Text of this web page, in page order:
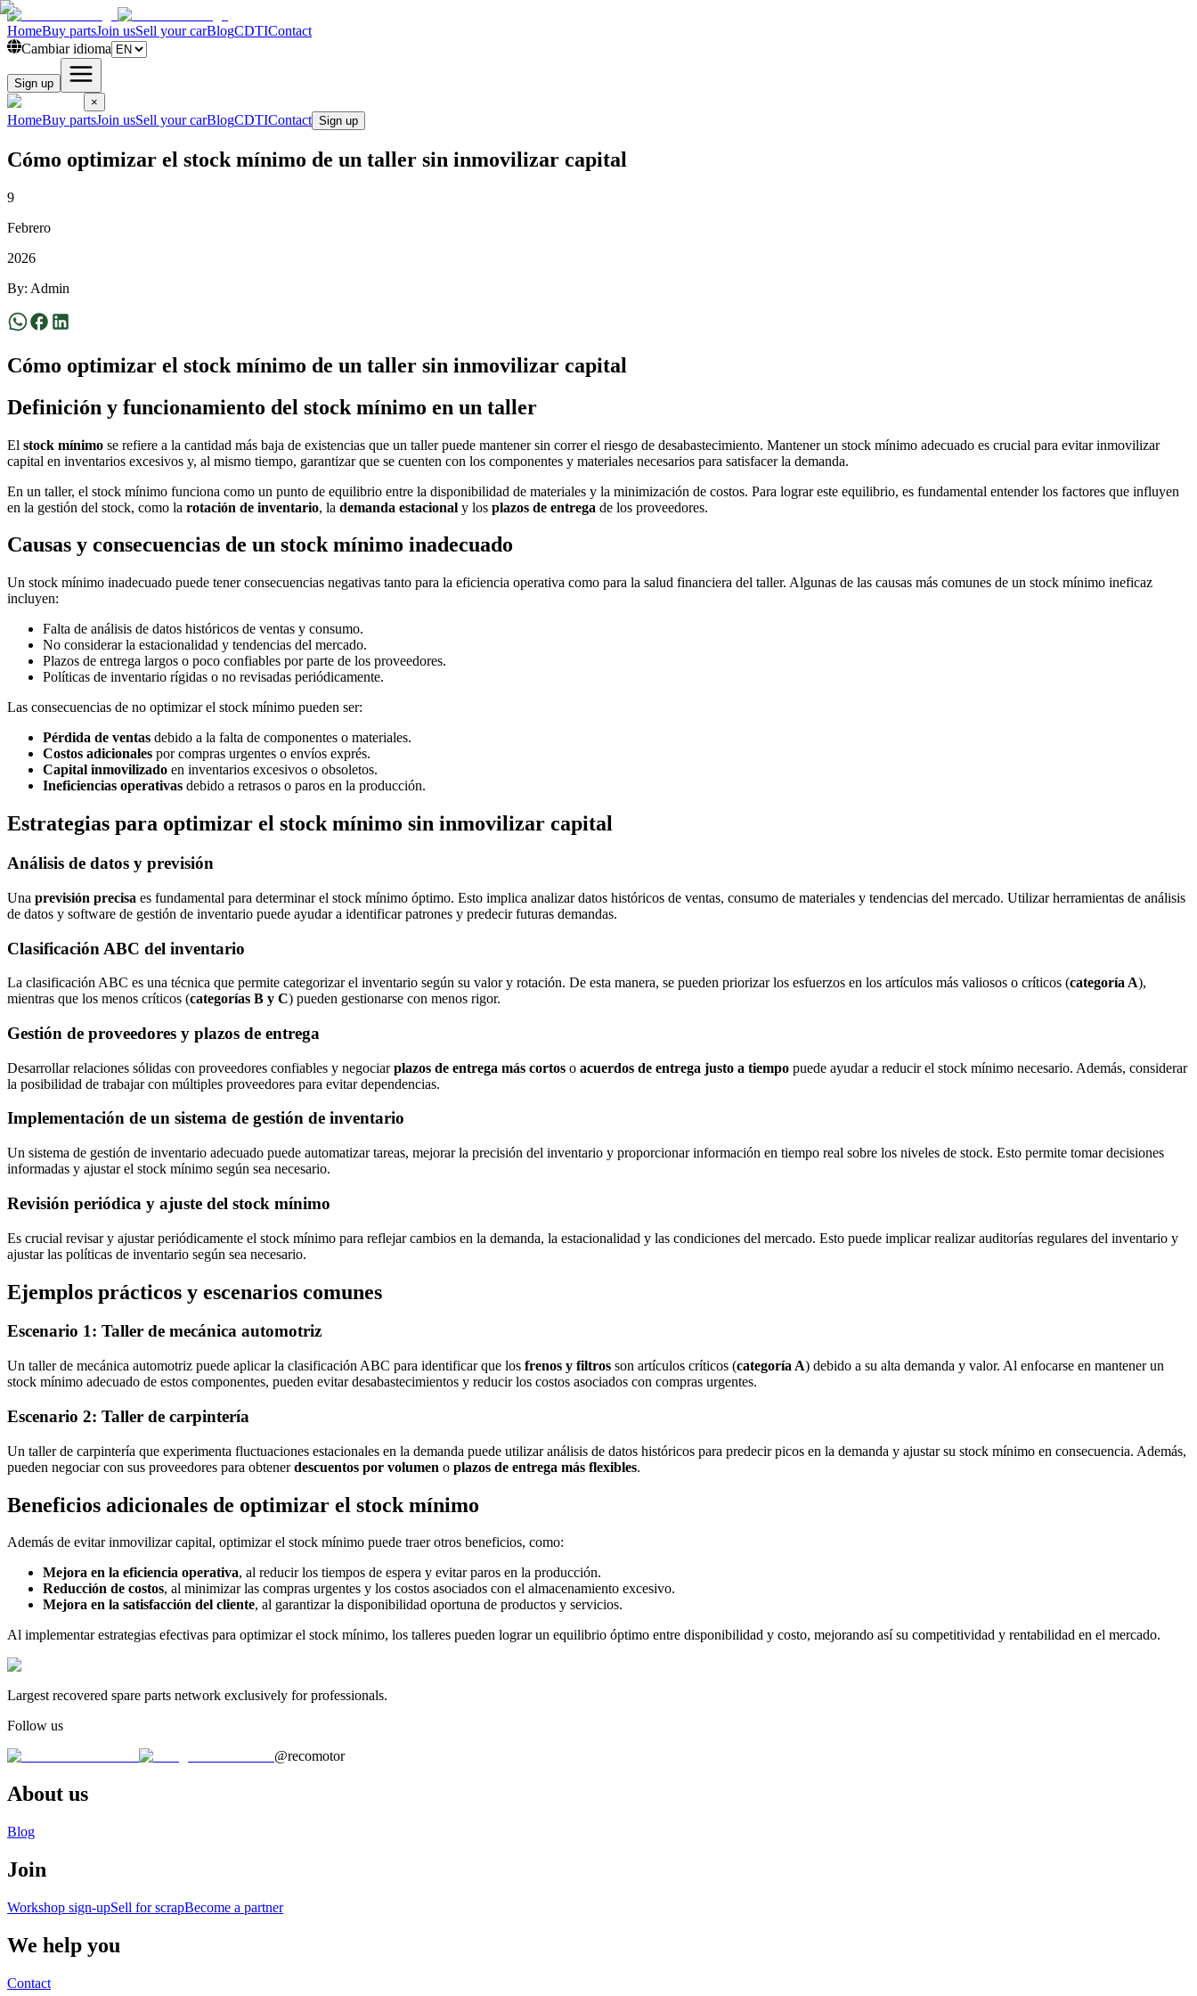
HomeBuy partsJoin usSell your carBlogCDTIContact
Cambiar idioma
Sign up
×
HomeBuy partsJoin usSell your carBlogCDTIContact Sign up
Cómo optimizar el stock mínimo de un taller sin inmovilizar capital
9
Febrero
2026
By: Admin
Cómo optimizar el stock mínimo de un taller sin inmovilizar capital
Definición y funcionamiento del stock mínimo en un taller
El stock mínimo se refiere a la cantidad más baja de existencias que un taller puede mantener sin correr el riesgo de desabastecimiento. Mantener un stock mínimo adecuado es crucial para evitar inmovilizar
capital en inventarios excesivos y, al mismo tiempo, garantizar que se cuenten con los componentes y materiales necesarios para satisfacer la demanda.
En un taller, el stock mínimo funciona como un punto de equilibrio entre la disponibilidad de materiales y la minimización de costos. Para lograr este equilibrio, es fundamental entender los factores que influyen
en la gestión del stock, como la rotación de inventario, la demanda estacional y los plazos de entrega de los proveedores.
Causas y consecuencias de un stock mínimo inadecuado
Un stock mínimo inadecuado puede tener consecuencias negativas tanto para la eficiencia operativa como para la salud financiera del taller. Algunas de las causas más comunes de un stock mínimo ineficaz
incluyen:
Falta de análisis de datos históricos de ventas y consumo.
No considerar la estacionalidad y tendencias del mercado.
Plazos de entrega largos o poco confiables por parte de los proveedores.
Políticas de inventario rígidas o no revisadas periódicamente.
Las consecuencias de no optimizar el stock mínimo pueden ser:
Pérdida de ventas debido a la falta de componentes o materiales.
Costos adicionales por compras urgentes o envíos exprés.
Capital inmovilizado en inventarios excesivos o obsoletos.
Ineficiencias operativas debido a retrasos o paros en la producción.
Estrategias para optimizar el stock mínimo sin inmovilizar capital
Análisis de datos y previsión
Una previsión precisa es fundamental para determinar el stock mínimo óptimo. Esto implica analizar datos históricos de ventas, consumo de materiales y tendencias del mercado. Utilizar herramientas de análisis
de datos y software de gestión de inventario puede ayudar a identificar patrones y predecir futuras demandas.
Clasificación ABC del inventario
La clasificación ABC es una técnica que permite categorizar el inventario según su valor y rotación. De esta manera, se pueden priorizar los esfuerzos en los artículos más valiosos o críticos (categoría A),
mientras que los menos críticos (categorías B y C) pueden gestionarse con menos rigor.
Gestión de proveedores y plazos de entrega
Desarrollar relaciones sólidas con proveedores confiables y negociarplazos de entrega más cortos o acuerdos de entrega justo a tiempo puede ayudar a reducir el stock mínimo necesario. Además, considerar
la posibilidad de trabajar con múltiples proveedores para evitar dependencias.
Implementación de un sistema de gestión de inventario
Un sistema de gestión de inventario adecuado puede automatizar tareas, mejorar la precisión del inventario y proporcionar información en tiempo real sobre los niveles de stock. Esto permite tomar decisiones
informadas y ajustar el stock mínimo según sea necesario.
Revisión periódica y ajuste del stock mínimo
Es crucial revisar y ajustar periódicamente el stock mínimo para reflejar cambios en la demanda, la estacionalidad y las condiciones del mercado. Esto puede implicar realizar auditorías regulares del inventario y
ajustar las políticas de inventario según sea necesario.
Ejemplos prácticos y escenarios comunes
Escenario 1: Taller de mecánica automotriz
Un taller de mecánica automotriz puede aplicar la clasificación ABC para identificar que los frenos y filtros son artículos críticos (categoría A) debido a su alta demanda y valor. Al enfocarse en mantener un
stock mínimo adecuado de estos componentes, pueden evitar desabastecimientos y reducir los costos asociados con compras urgentes.
Escenario 2: Taller de carpintería
Un taller de carpintería que experimenta fluctuaciones estacionales en la demanda puede utilizar análisis de datos históricos para predecir picos en la demanda y ajustar su stock mínimo en consecuencia. Además,
pueden negociar con sus proveedores para obtenerdescuentos por volumen o plazos de entrega más flexibles.
Beneficios adicionales de optimizar el stock mínimo
Además de evitar inmovilizar capital, optimizar el stock mínimo puede traer otros beneficios, como:
Mejora en la eficiencia operativa, al reducir los tiempos de espera y evitar paros en la producción.
Reducción de costos, al minimizar las compras urgentes y los costos asociados con el almacenamiento excesivo.
Mejora en la satisfacción del cliente, al garantizar la disponibilidad oportuna de productos y servicios.
Al implementar estrategias efectivas para optimizar el stock mínimo, los talleres pueden lograr un equilibrio óptimo entre disponibilidad y costo, mejorando así su competitividad y rentabilidad en el mercado.
Largest recovered spare parts network exclusively for professionals.
Follow us
@recomotor
About us
Blog
Join
Workshop sign-upSell for scrapBecome a partner
We help you
Contact